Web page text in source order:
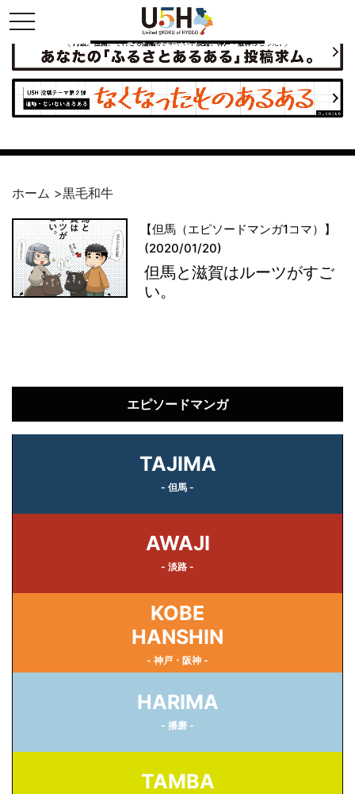
toggle navigation
県公式・兵庫五国連邦プロジェクト
ホーム >黒毛和牛
【但馬（エピソードマンガ1コマ）】
(2020/01/20)
但馬と滋賀はルーツがすご
い。
エピソードマンガ
TAJIMA
- 但馬 -
AWAJI
- 淡路 -
KOBE
HANSHIN
- 神戸・阪神 -
HARIMA
- 播磨 -
TAMBA